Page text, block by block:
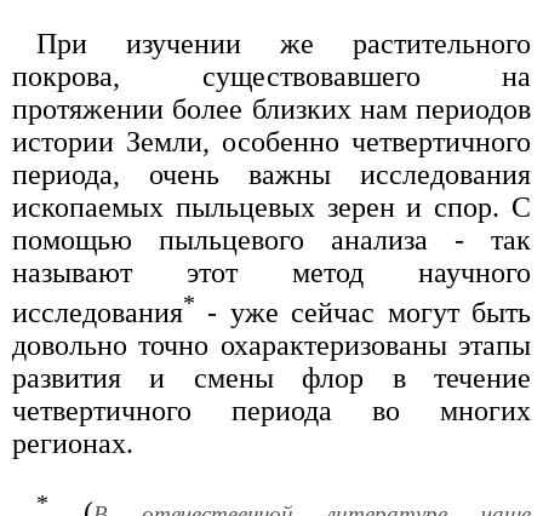
При изучении же растительного
покрова, существовавшего на
протяжении более близких нам периодов
истории Земли, особенно четвертичного
периода, очень важны исследования
ископаемых пыльцевых зерен и спор. С
помощью пыльцевого анализа - так
называют этот метод научного
исследования* - уже сейчас могут быть
довольно точно охарактеризованы этапы
развития и смены флор в течение
четвертичного периода во многих
регионах.
*